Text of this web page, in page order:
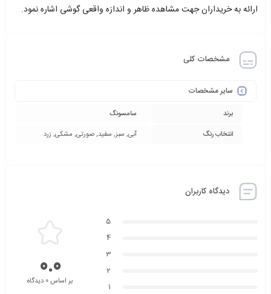
ارائه به خریداران جهت مشاهده ظاهر و اندازه واقعی گوشی اشاره نمود.
مشخصات کلی
سایر مشخصات
برند
سامسونگ
انتخاب رنگ
آبی, سبز, سفید, صورتی, مشکی, زرد
دیدگاه کاربران
5
4
3
2
1
0.0بر اساس 0 دیدگاه